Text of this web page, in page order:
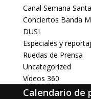
Canal Semana
Conciertos Banda
DUSI
Especiales y
Ruedas de Prensa
Uncategorized
Vídeos 360
Calendario de